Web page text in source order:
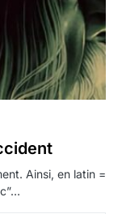
Ainsi, en latin =